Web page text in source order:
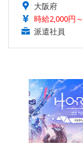
大阪府
時給2,000円
派遣社員